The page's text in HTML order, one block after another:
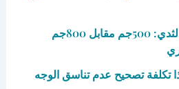
حدود وزن عملية تصغير الثدي: 500جم مقابل 800جم
تكلفة تصحيح عدم تناسق الوجه